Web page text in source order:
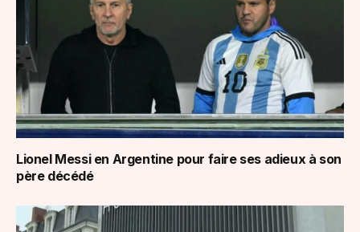
Lionel Messi en Argentine pour faire ses adieux à son
père décédé